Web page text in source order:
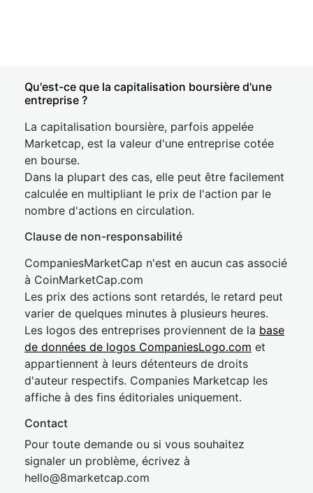
Qu'est-ce que la capitalisation boursière d'une
entreprise ?
La capitalisation boursière, parfois appelée
Marketcap, est la valeur d'une entreprise cotée
en bourse.
Dans la plupart des cas, elle peut être facilement
calculée en multipliant le prix de l'action par le
nombre d'actions en circulation.
Clause de non-responsabilité
CompaniesMarketCap n'est en aucun cas associé
à CoinMarketCap.com
Les prix des actions sont retardés, le retard peut
varier de quelques minutes à plusieurs heures.
Les logos des entreprises proviennent de la base
de données de logos CompaniesLogo.com et
appartiennent à leurs détenteurs de droits
d'auteur respectifs. Companies Marketcap les
affiche à des fins éditoriales uniquement.
Contact
Pour toute demande ou si vous souhaitez
signaler un problème, écrivez à
hello@8marketcap.com